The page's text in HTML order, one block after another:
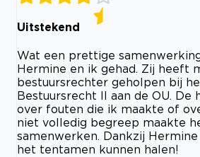
Uitstekend
Wat een prettige
Hermine en ik gehad. Zij heeft
bestuursrechter geholpen bij
Bestuursrecht ll aan de OU. De
over fouten die ik maakte of
niet volledig begreep maakte
samenwerken. Dankzij
het tentamen kunnen halen!